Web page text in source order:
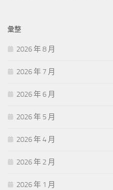
彙整
2026 年 8 月
2026 年 7 月
2026 年 6 月
2026 年 5 月
2026 年 4 月
2026 年 2 月
2026 年 1 月